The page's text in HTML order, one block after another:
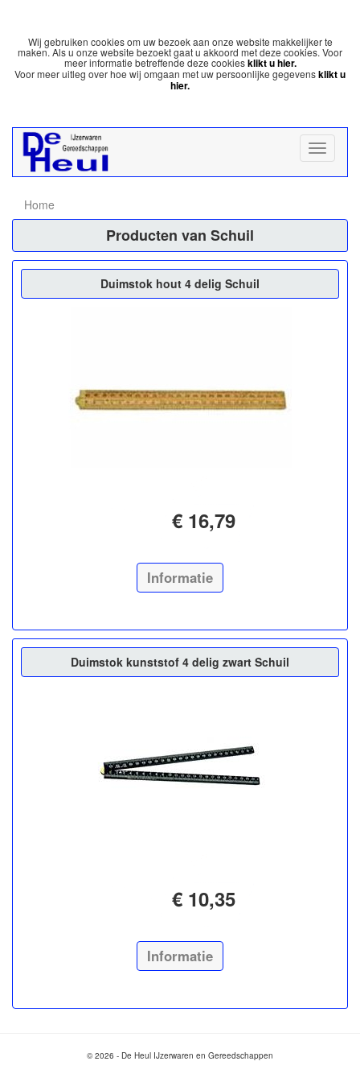
Wij gebruiken cookies om uw bezoek aan onze website makkelijker te
maken. Als u onze website bezoekt gaat u akkoord met deze cookies. Voor
meer informatie betreffende deze cookiesklikt u hier.
Voor meer uitleg over hoe wij omgaan met uw persoonlijke gegevensklikt u
hier.
Home
Producten van Schuil
Duimstok hout 4 delig Schuil
€ 16,79
Informatie
Duimstok kunststof 4 delig zwart Schuil
€ 10,35
Informatie
© 2026 - De Heul IJzerwaren en Gereedschappen